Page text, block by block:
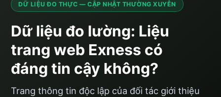
DỮ LIỆU ĐO THỰC — CẬP NHẬT THƯỜNG XUYÊN
Dữ liệu đo lường: Liệu
trang web Exness có
đáng tin cậy không?
Trang thông tin độc lập của đối tác giới thiệu